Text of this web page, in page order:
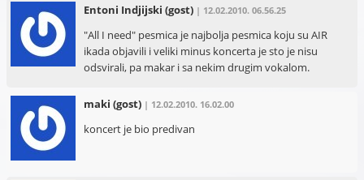
Entoni Indjijski (gost) | 12.02.2010. 06.56.25
"All I need" pesmica je najbolja pesmica koju su AIR
ikada objavili i veliki minus koncerta je sto je nisu
odsvirali, pa makar i sa nekim drugim vokalom.
maki (gost) | 12.02.2010. 16.02.00
koncert je bio predivan